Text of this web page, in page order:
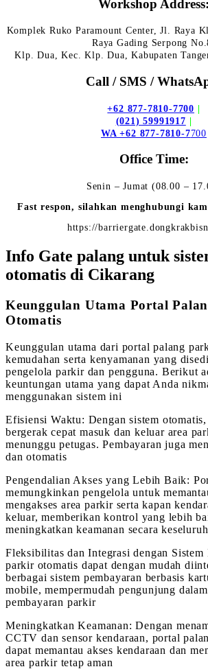
Workshop Address:
Komplek Ruko Paramount Center, Jl. Raya
Raya Gading Serpong
Klp. Dua, Kec. Klp. Dua, Kabupaten
Call / SMS /
+62 877-7810-7700 |
(021) 59991917 |
WA +62 877-7810-7700
Office Time:
Senin – Jumat (08.00 –
Fast respon, silahkan menghubungi
https://
Info Gate palang untuk
otomatis di Cikarang
Keunggulan Utama Portal
Otomatis
Keunggulan utama dari portal palang
kemudahan serta kenyamanan yang
pengelola parkir dan pengguna. Berikut
keuntungan utama yang dapat Anda
menggunakan sistem ini
Efisiensi Waktu: Dengan sistem otomatis,
bergerak cepat masuk dan keluar area
menunggu petugas. Pembayaran juga
dan otomatis
Pengendalian Akses yang Lebih Baik:
memungkinkan pengelola untuk
mengakses area parkir serta kapan
keluar, memberikan kontrol yang lebih
meningkatkan keamanan secara
Fleksibilitas dan Integrasi dengan
parkir otomatis dapat dengan mudah
berbagai sistem pembayaran berbasis
mobile, mempermudah pengunjung
pembayaran parkir
Meningkatkan Keamanan: Dengan
CCTV dan sensor kendaraan, portal
dapat memantau akses kendaraan dan
area parkir tetap aman